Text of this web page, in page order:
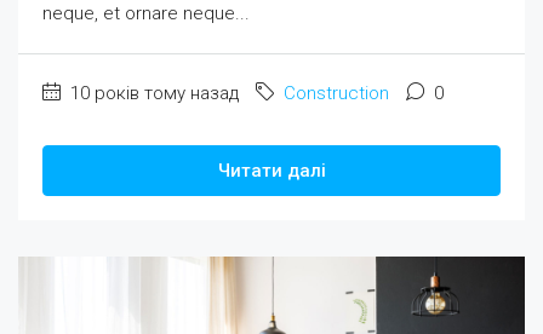
neque, et ornare neque...
10 років тому назад Construction 0
Читати далі